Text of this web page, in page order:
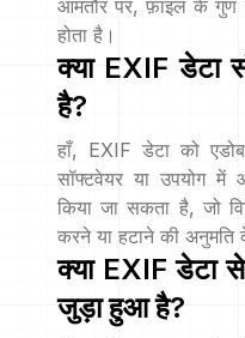
आमतौर पर, फ़ाइल के गुण
होता है।
क्या EXIF डेटा
है?
हाँ, EXIF डेटा को
सॉफ्टवेयर या उपयोग
किया जा सकता है, जो
करने या हटाने की अनुमति
क्या EXIF डेटा से
जुड़ा हुआ है?